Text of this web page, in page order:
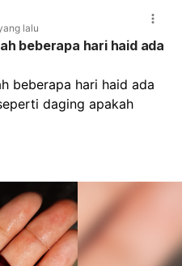
vagina saya, hanya di
klitoris saja, kira-kira saya
pernah berhubungan
sama sekali ya...
lalu
beberapa hari haid ada
beberapa hari haid ada
daging apakah